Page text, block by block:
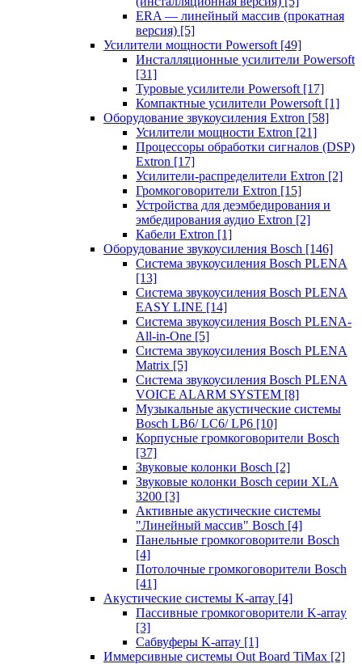
ERA — линейный массив (прокатная
версия) [5]
Усилители мощности Powersoft [49]
Инсталляционные усилители Powersoft
[31]
Туровые усилители Powersoft [17]
Компактные усилители Powersoft [1]
Оборудование звукоусиления Extron [58]
Усилители мощности Extron [21]
Процессоры обработки сигналов (DSP)
Extron [17]
Усилители-распределители Extron [2]
Громкоговорители Extron [15]
Устройства для деэмбедирования и
эмбедирования аудио Extron [2]
Кабели Extron [1]
Оборудование звукоусиления Bosch [146]
Система звукоусиления Bosch PLENA
[13]
Система звукоусиления Bosch PLENA
EASY LINE [14]
Система звукоусиления Bosch PLENA-
All-in-One [5]
Система звукоусиления Bosch PLENA
Matrix [5]
Система звукоусиления Bosch PLENA
VOICE ALARM SYSTEM [8]
Музыкальные акустические системы
Bosch LB6/ LC6/ LP6 [10]
Корпусные громкоговорители Bosch
[37]
Звуковые колонки Bosch [2]
Звуковые колонки Bosch серии XLA
3200 [3]
Активные акустические системы
"Линейный массив" Bosch [4]
Панельные громкоговорители Bosch
[4]
Потолочные громкоговорители Bosch
[41]
Акустические системы K-array [4]
Пассивные громкоговорители K-array
[3]
Сабвуферы K-array [1]
Иммерсивные системы Out Board TiMax [2]